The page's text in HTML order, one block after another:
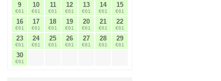
9
€61
10
€61
11
€61
12
€61
13
€61
14
€61
15
€61
16
€61
17
€61
18
€61
19
€61
20
€61
21
€61
22
€61
23
€61
24
€61
25
€61
26
€61
27
€61
28
€61
29
€61
30
€61